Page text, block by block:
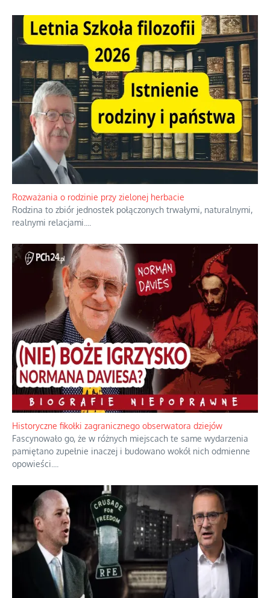
Rozważania o rodzinie przy zielonej herbacie
Rodzina to zbiór jednostek połączonych trwałymi, naturalnymi,
realnymi relacjami.
Historyczne fikołki zagranicznego obserwatora dziejów
Fascynowało go, że w różnych miejscach te same wydarzenia
pamiętano zupełnie inaczej i budowano wokół nich odmienne
opowieści.